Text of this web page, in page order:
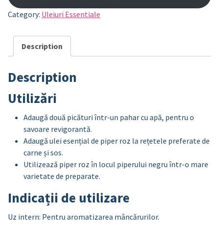
Category: Uleiuri Essentiale
Description
Description
Utilizări
Adaugă două picături într-un pahar cu apă, pentru o
savoare revigorantă.
Adaugă ulei esențial de piper roz la rețetele preferate de
carne și sos.
Utilizează piper roz în locul piperului negru într-o mare
varietate de preparate.
Indicații de utilizare
Uz intern: Pentru aromatizarea mâncărurilor.